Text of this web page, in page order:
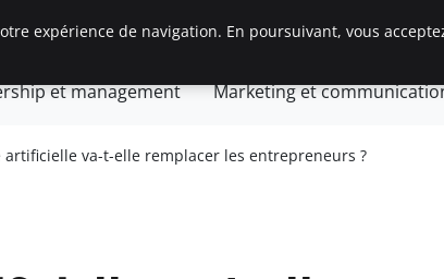
Création d’entreprise General Gestion et
et management Marketing et
artificielle va-t-elle remplacer les entrepreneurs ?
expérience de navigation. En poursuivant, vous